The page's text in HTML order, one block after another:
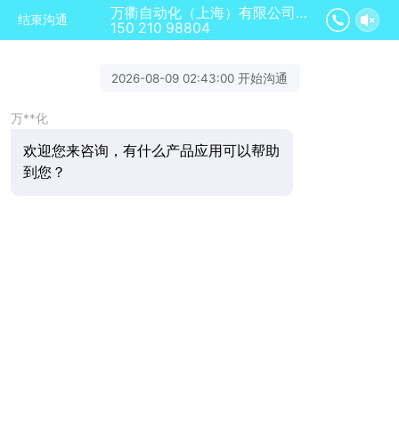
结束沟通
万衢自动化（上海）有限公司正在为您服务
150 210 98804
2026-08-09 02:43:00 开始沟通
万**化
欢迎您来咨询，有什么产品应用可以帮助
到您？